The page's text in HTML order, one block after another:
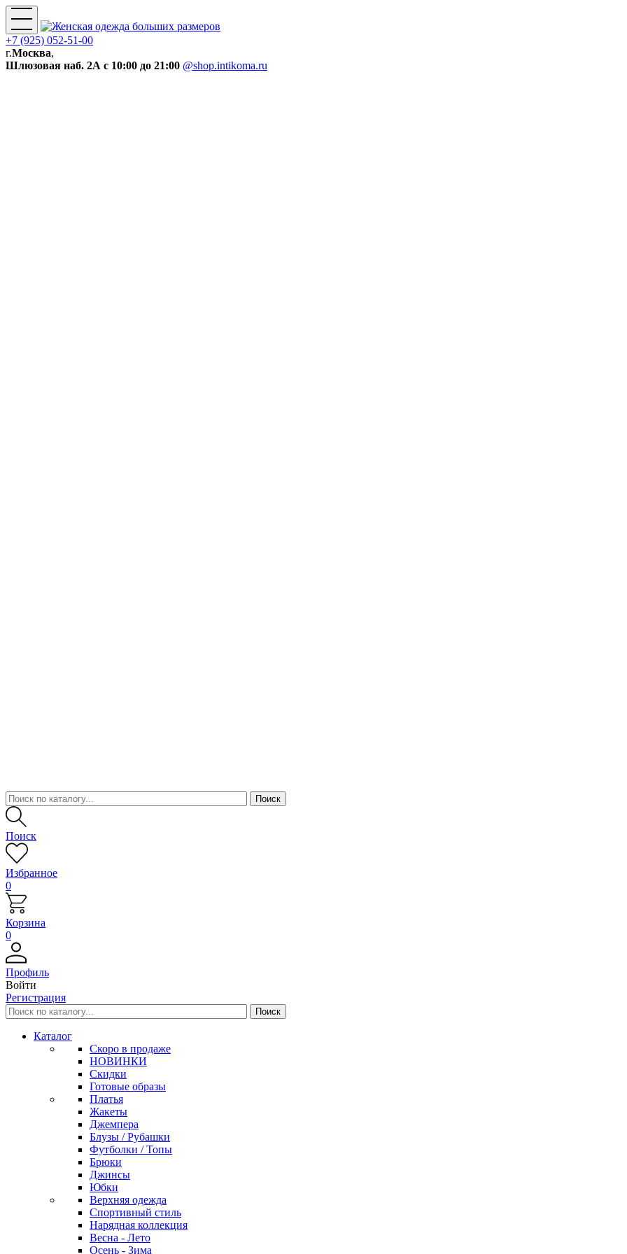
+7 (925) 052-51-00
г.Москва,
Шлюзовая наб. 2А с 10:00 до 21:00 @shop.intikoma.ru
Поиск
Избранное
0
Корзина
0
Профиль
Войти
Регистрация
Каталог
Скоро в продаже
НОВИНКИ
Скидки
Готовые образы
Платья
Жакеты
Джемпера
Блузы / Рубашки
Футболки / Топы
Брюки
Джинсы
Юбки
Верхняя одежда
Спортивный стиль
Нарядная коллекция
Весна - Лето
Осень - Зима